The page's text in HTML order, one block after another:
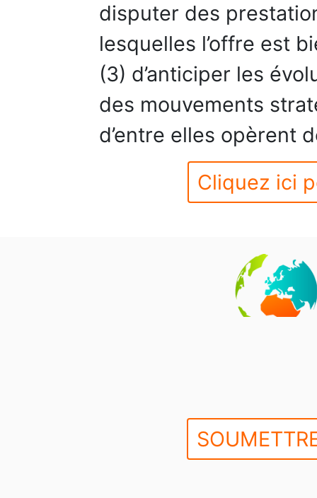
disputer des
lesquelles l’offre est
(3) d’anticiper les
des mouvements
d’entre elles opèrent
Cliquez ici